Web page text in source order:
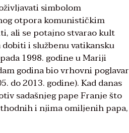
simbolom
otpora komunističkim
ali se potajno stvarao kult
i službenu vatikansku
1998. godine u Mariji
godina bio vrhovni poglavar
do 2013. godine). Kad danas
sadašnjeg pape Franje što
i njima omiljenih papa,